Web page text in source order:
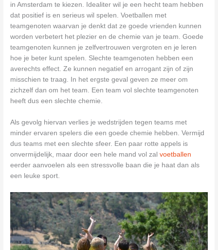
in Amsterdam te kiezen. Idealiter wil je een hecht team hebben
dat positief is en serieus wil spelen. Voetballen met
teamgenoten waarvan je denkt dat ze goede vrienden kunnen
worden verbetert het plezier en de chemie van je team. Goede
teamgenoten kunnen je zelfvertrouwen vergroten en je leren
hoe je beter kunt spelen. Slechte teamgenoten hebben een
averechts effect. Ze kunnen negatief en arrogant zijn of zijn
misschien te traag. In het ergste geval geven ze meer om
zichzelf dan om het team. Een team vol slechte teamgenoten
heeft dus een slechte chemie.
Als gevolg hiervan verlies je wedstrijden tegen teams met
minder ervaren spelers die een goede chemie hebben. Vermijd
dus teams met een slechte sfeer. Een paar rotte appels is
onvermijdelijk, maar door een hele mand vol zalvoetballen
eerder aanvoelen als een stressvolle baan die je haat dan als
een leuke sport.